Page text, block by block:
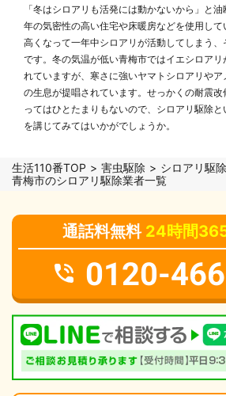
「冬はシロアリも活発には動かないから」と
年の気密性の高い住宅や床暖房などを使用し
高くなって一年中シロアリが活動してしまう
です。冬の気温が低い青梅市ではイエシロア
れていますが、寒さに強いヤマトシロアリやア
の生息が提唱されています。せっかくの耐震
ってはひとたまりもないので、シロアリ駆除
を講じてみてはいかがでしょうか。
生活110番TOP 害虫駆除 シロアリ駆除
青梅市のシロアリ駆除業者一覧
通話料無料 24時間
0120-